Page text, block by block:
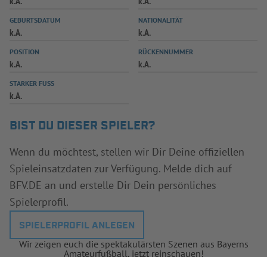
SPIELPLUS
GEBURTSDATUM
k.A.
NATIONALITÄT
k.A.
POSITION
k.A.
RÜCKENNUMMER
k.A.
STARKER FUSS
k.A.
BIST DU DIESER SPIELER?
Wenn du möchtest, stellen wir Dir Deine offiziellen
Spieleinsatzdaten zur Verfügung. Melde dich auf
BFV.DE an und erstelle Dir Dein persönliches
Spielerprofil.
SPIELERPROFIL ANLEGEN
Wir zeigen euch die spektakulärsten Szenen aus Bayerns
Amateurfußball, jetzt reinschauen!